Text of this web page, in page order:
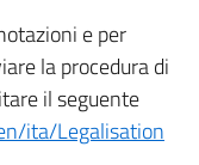
e per
la procedura di
il seguente
ita/Legalisation